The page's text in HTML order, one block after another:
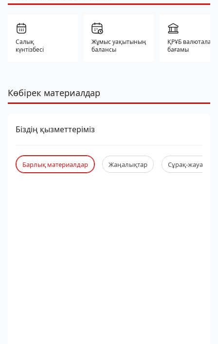
Салық
күнтізбесі
Жұмыс уақытының
балансы
ҚРҰБ валюталар
бағамы
Көбірек материалдар
Біздің қызметтеріміз
Барлық материалдар Жаңалықтар Сұрақ-жауап